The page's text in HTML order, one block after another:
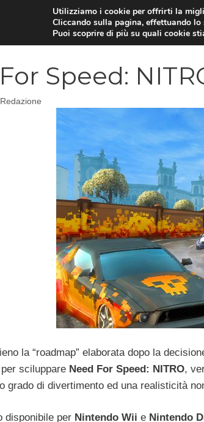
Speed:
Redazione
la “roadmap” elaborata dopo la
sciluppare Need For Speed: NITRO,
grado di divertimento ed una realisticità
disponibile per Nintendo Wii e Nintendo
Utilizziamo i cookie per offrirti la
Cliccando sulla pagina, effettuando
Puoi scoprire di più su quali cookie